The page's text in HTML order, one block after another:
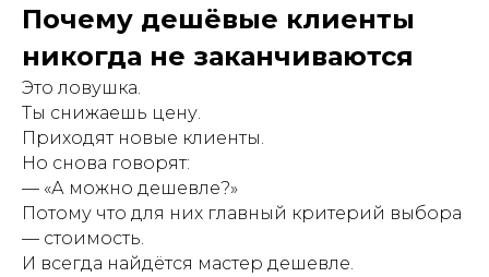
Почему дешёвые клиенты
никогда не заканчиваются
Это ловушка.
Ты снижаешь цену.
Приходят новые клиенты.
Но снова говорят:
— «А можно дешевле?»
Потому что для них главный критерий выбора
— стоимость.
И всегда найдётся мастер дешевле.